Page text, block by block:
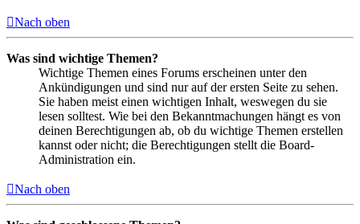
Nach oben
Was sind wichtige Themen?
Wichtige Themen eines Forums erscheinen unter den
Ankündigungen und sind nur auf der ersten Seite zu sehen.
Sie haben meist einen wichtigen Inhalt, weswegen du sie
lesen solltest. Wie bei den Bekanntmachungen hängt es von
deinen Berechtigungen ab, ob du wichtige Themen erstellen
kannst oder nicht; die Berechtigungen stellt die Board-
Administration ein.
Nach oben